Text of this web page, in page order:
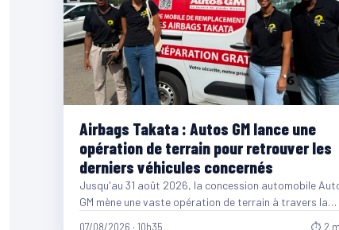
Airbags Takata : Autos GM lance une
opération de terrain pour retrouver les
derniers véhicules concernés
Jusqu'au 31 août 2026, la concession automobile
GM mène une vaste opération de terrain à travers la…
07/08/2026 · 10h35 ⏱ 2